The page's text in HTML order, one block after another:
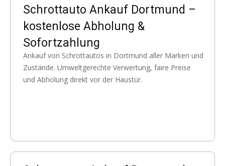
Schrottauto Ankauf Dortmund –
kostenlose Abholung &
Sofortzahlung
Ankauf von Schrottautos in Dortmund aller Marken und
Zustände. Umweltgerechte Verwertung, faire Preise
und Abholung direkt vor der Haustür.